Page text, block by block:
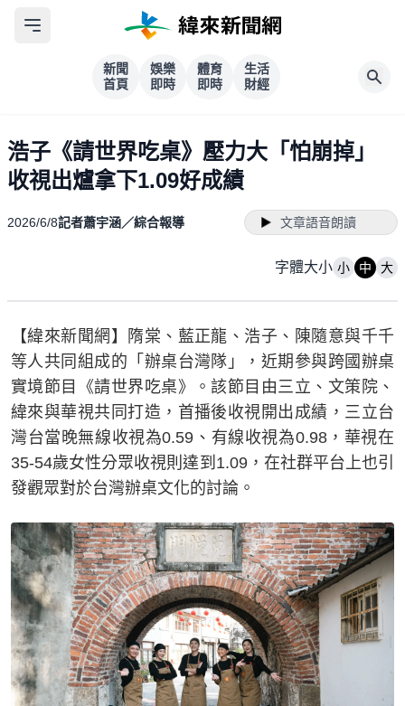
新聞
首頁
娛樂
即時
體育
即時
生活
財經
浩子《請世界吃桌》壓力大「怕崩掉」
收視出爐拿下1.09好成績
2026/6/8記者蕭宇涵／綜合報導 文章語音朗讀
字體大小 小 中 大
【緯來新聞網】隋棠、藍正龍、浩子、陳隨意與千千
等人共同組成的「辦桌台灣隊」，近期參與跨國辦桌
實境節目《請世界吃桌》。該節目由三立、文策院、
緯來與華視共同打造，首播後收視開出成績，三立台
灣台當晚無線收視為0.59、有線收視為0.98，華視在
35-54歲女性分眾收視則達到1.09，在社群平台上也引
發觀眾對於台灣辦桌文化的討論。